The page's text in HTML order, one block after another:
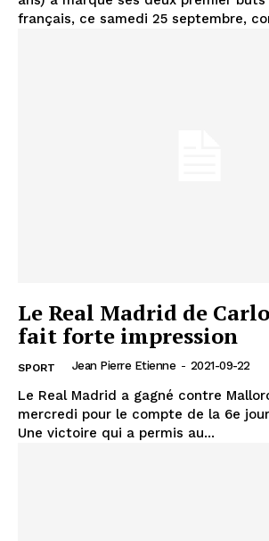
français, ce samedi 25 septembre,
Le Real Madrid de
fait forte impression
SPORT Jean Pierre Etienne - 2021-09-22
Le Real Madrid a gagné contre
mercredi pour le compte de la 6e
Une victoire qui a permis au...